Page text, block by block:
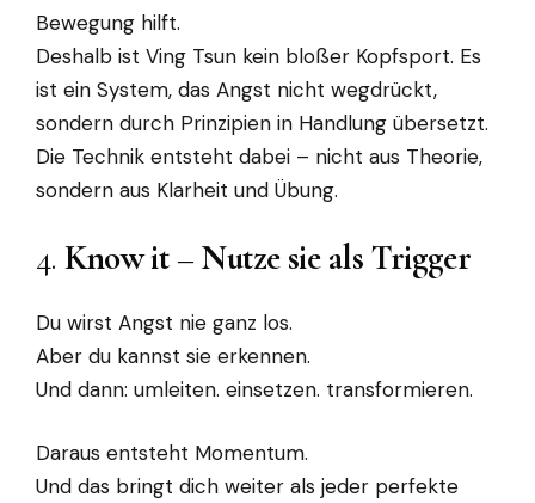
Bewegung hilft.
Deshalb ist Ving Tsun kein bloßer Kopfsport. Es
ist ein System, das Angst nicht wegdrückt,
sondern durch Prinzipien in Handlung übersetzt.
Die Technik entsteht dabei – nicht aus Theorie,
sondern aus Klarheit und Übung.
4.Know it – Nutze sie als Trigger
Du wirst Angst nie ganz los.
Aber du kannst sie erkennen.
Und dann: umleiten. einsetzen. transformieren.
Daraus entsteht Momentum.
Und das bringt dich weiter als jeder perfekte